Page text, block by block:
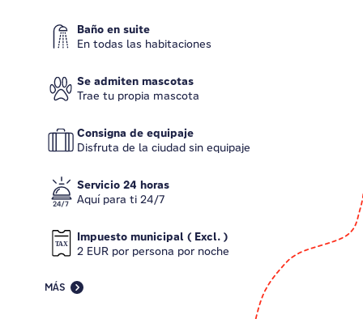
Baño en suite
En todas las habitaciones
Se admiten mascotas
Trae tu propia mascota
Consigna de equipaje
Disfruta de la ciudad sin equipaje
Servicio 24 horas
Aquí para ti 24/7
Impuesto municipal ( Excl. )
2 EUR por persona por noche
MÁS